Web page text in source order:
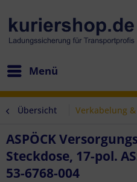
Menü
Übersicht Verkabelung
ASPÖCK
Steckdose, 17-pol.
53-6768-004